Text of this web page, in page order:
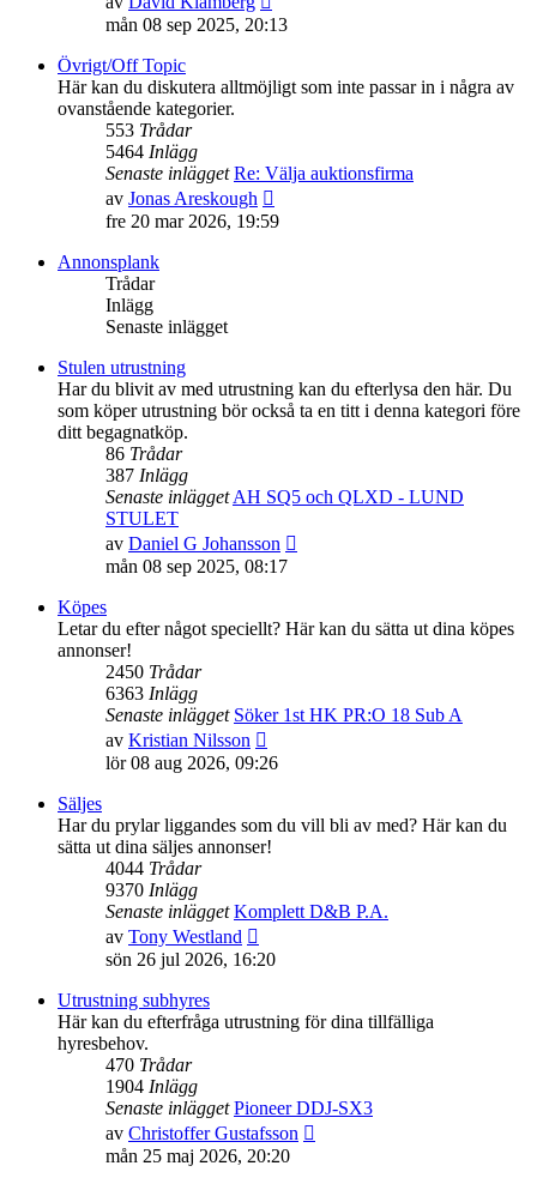
till
inlägget
mån 08 sep 2025, 20:13
Övrigt/Off Topic
Här kan du diskutera alltmöjligt som inte passar in i några av
ovanstående kategorier.
553 Trådar
5464 Inlägg
Senaste inlägget Re: Välja auktionsfirma
av Jonas Areskough
till
fre 20 mar 2026, 19:59
Annonsplank
Trådar
Inlägg
Senaste inlägget
Stulen utrustning
Har du blivit av med utrustning kan du efterlysa den här. Du
som köper utrustning bör också ta en titt i denna kategori före
ditt begagnatköp.
86 Trådar
387 Inlägg
Senaste inlägget AH SQ5 och QLXD - LUND
STULET
av Daniel G Johansson
inlägget
mån 08 sep 2025, 08:17
Köpes
Letar du efter något speciellt? Här kan du sätta ut dina köpes
annonser!
2450 Trådar
6363 Inlägg
Senaste inlägget Söker 1st HK PR:O 18 Sub A
av Kristian Nilsson
till
inlägget
lör 08 aug 2026, 09:26
Säljes
Har du prylar liggandes som du vill bli av med? Här kan du
sätta ut dina säljes annonser!
4044 Trådar
9370 Inlägg
Senaste inlägget Komplett D&B P.A.
av Tony Westland
till
inlägget
sön 26 jul 2026, 16:20
Utrustning subhyres
Här kan du efterfråga utrustning för dina tillfälliga
hyresbehov.
470 Trådar
1904 Inlägg
Senaste inlägget Pioneer DDJ-SX3
av Christoffer Gustafsson
mån 25 maj 2026, 20:20